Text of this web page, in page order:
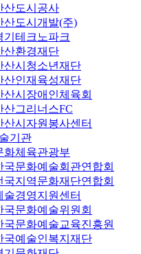
산도시공사
산도시개발(주)
기테크노파크
산환경재단
산시청소년재단
산인재육성재단
산시장애인체육회
산그리너스FC
산시자원봉사센터
기관
화체육관광부
국문화예술회관연합회
국지역문화재단연합회
술경영지원센터
국문화예술위원회
국문화예술교육진흥원
국예술인복지재단